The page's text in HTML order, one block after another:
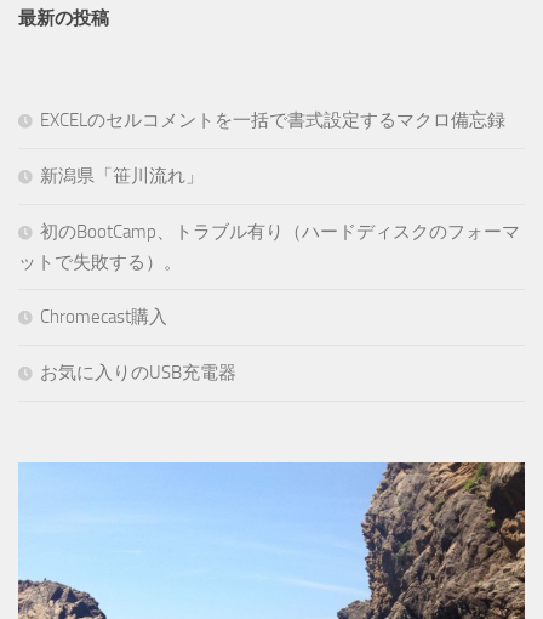
最新の投稿
EXCELのセルコメントを一括で書式設定するマクロ備忘録
新潟県「笹川流れ」
初のBootCamp、トラブル有り（ハードディスクのフォーマ
ットで失敗する）。
Chromecast購入
お気に入りのUSB充電器